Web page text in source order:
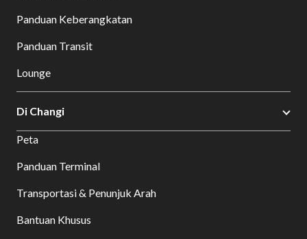
Panduan Keberangkatan
Panduan Transit
Lounge
Di Changi
Peta
Panduan Terminal
Transportasi & Penunjuk Arah
Bantuan Khusus